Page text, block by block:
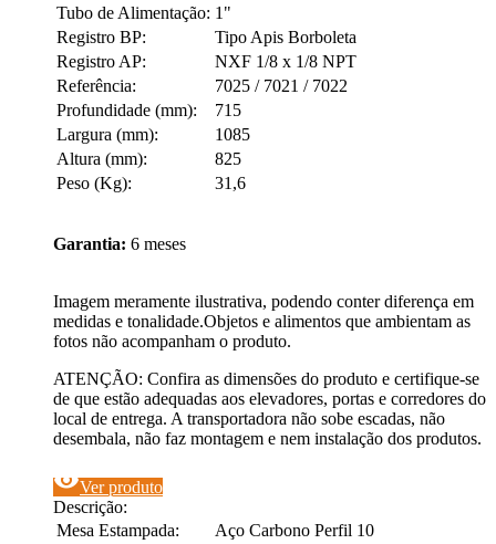
Tubo de Alimentação: 1"
Registro BP:
Tipo Apis Borboleta
Registro AP:
NXF 1/8 x 1/8 NPT
Referência:
7025 / 7021 / 7022
Profundidade (mm):
715
Largura (mm):
1085
Altura (mm):
825
Peso (Kg):
31,6
Garantia: 6 meses
Imagem meramente ilustrativa, podendo conter diferença em
medidas e tonalidade.Objetos e alimentos que ambientam as
fotos não acompanham o produto.
ATENÇÃO: Confira as dimensões do produto e certifique-se
de que estão adequadas aos elevadores, portas e corredores do
local de entrega. A transportadora não sobe escadas, não
desembala, não faz montagem e nem instalação dos produtos.
visibilityVer produto
Descrição:
Mesa Estampada:
Aço Carbono Perfil 10